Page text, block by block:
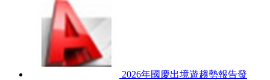
2026年國慶出境遊趨勢報告發